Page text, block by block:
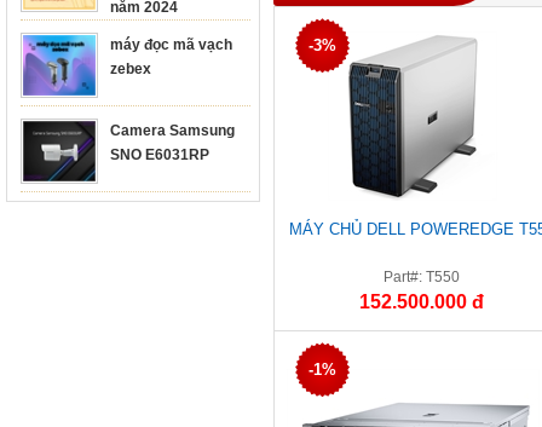
năm 2024
máy đọc mã vạch
zebex
Camera Samsung
SNO E6031RP
-3%
MÁY CHỦ DELL POWEREDGE
Part#: T550
152.500.000 đ
-1%